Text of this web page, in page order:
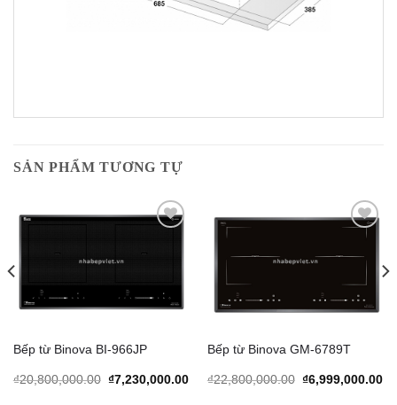
SẢN PHẨM TƯƠNG TỰ
Wishlist
Bếp từ Binova BI-966JP
₫20,800,000.00 Original
₫7,230,000.00Current
Add to
Wishlist
Bếp từ Binova GM-6789T
₫22,800,000.00 Original
₫6,999,000.00